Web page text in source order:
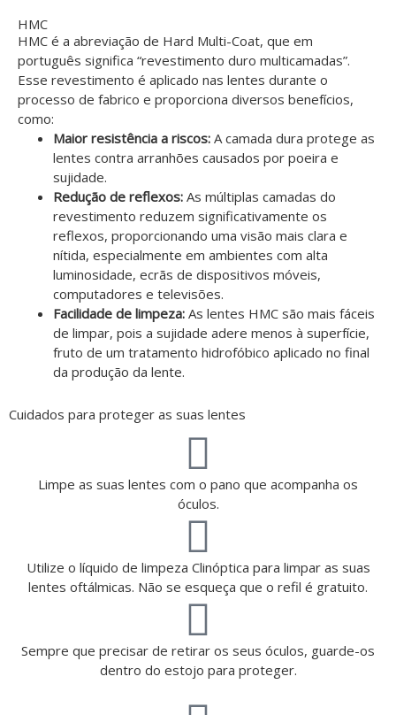
HMC
HMC é a abreviação de Hard Multi-Coat, que em
português significa “revestimento duro multicamadas”.
Esse revestimento é aplicado nas lentes durante o
processo de fabrico e proporciona diversos benefícios,
como:
Maior resistência a riscos: A camada dura protege as
lentes contra arranhões causados por poeira e
sujidade.
Redução de reflexos: As múltiplas camadas do
revestimento reduzem significativamente os
reflexos, proporcionando uma visão mais clara e
nítida, especialmente em ambientes com alta
luminosidade, ecrãs de dispositivos móveis,
computadores e televisões.
Facilidade de limpeza: As lentes HMC são mais fáceis
de limpar, pois a sujidade adere menos à superfície,
fruto de um tratamento hidrofóbico aplicado no final
da produção da lente.
Cuidados para proteger as suas lentes
Limpe as suas lentes com o pano que acompanha os
óculos.
Utilize o líquido de limpeza Clinóptica para limpar as suas
lentes oftálmicas. Não se esqueça que o refil é gratuito.
Sempre que precisar de retirar os seus óculos, guarde-os
dentro do estojo para proteger.